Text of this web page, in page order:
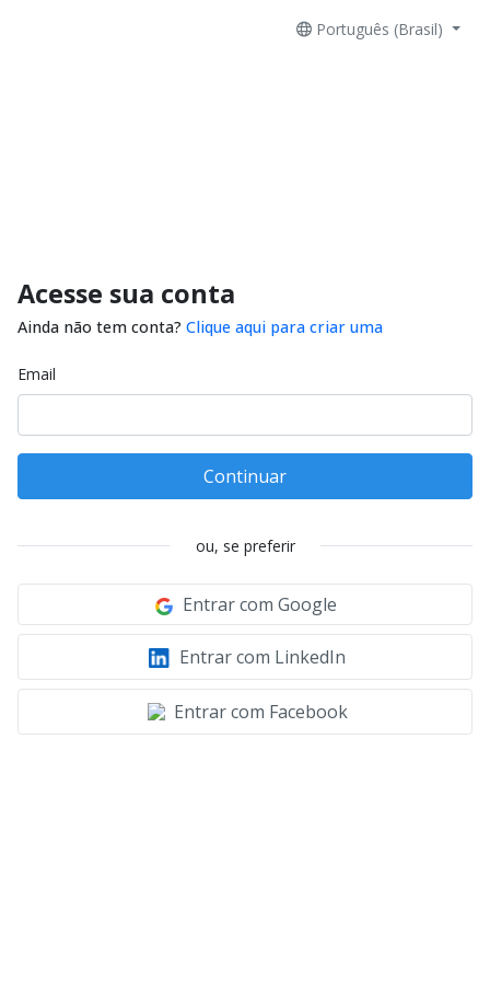
Português (Brasil)
Acesse sua conta
Ainda não tem conta? Clique aqui para criar uma
Email
Continuar
ou, se preferir
Entrar com Google
Entrar com LinkedIn
Entrar com Facebook